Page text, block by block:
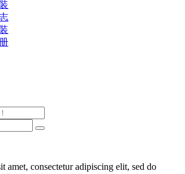
amet, consectetur adipiscing elit, sed do